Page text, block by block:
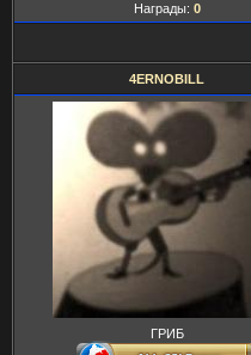
Награды: 0
4ERNOBILL
ГРИБ